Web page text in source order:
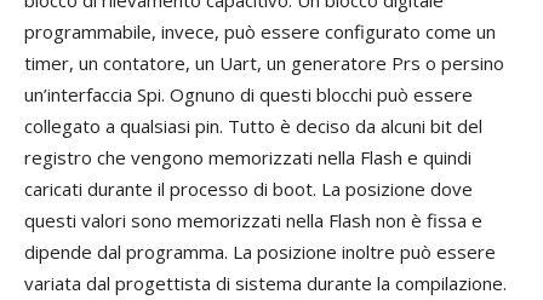
programmabile, invece, può essere configurato come un
timer, un contatore, un Uart, un generatore Prs o persino
un’interfaccia Spi. Ognuno di questi blocchi può essere
collegato a qualsiasi pin. Tutto è deciso da alcuni bit del
registro che vengono memorizzati nella Flash e quindi
caricati durante il processo di boot. La posizione dove
questi valori sono memorizzati nella Flash non è fissa e
dipende dal programma. La posizione inoltre può essere
variata dal progettista di sistema durante la compilazione.